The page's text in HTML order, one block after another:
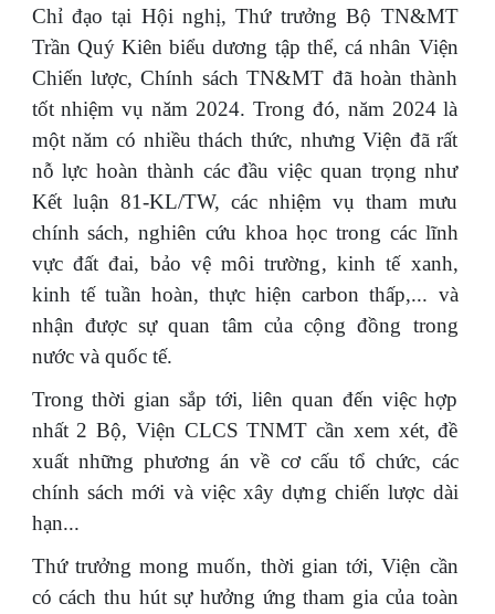
Chỉ đạo tại Hội nghị, Thứ trưởng Bộ TN&MT
Trần Quý Kiên biểu dương tập thể, cá nhân Viện
Chiến lược, Chính sách TN&MT đã hoàn thành
tốt nhiệm vụ năm 2024. Trong đó, năm 2024 là
một năm có nhiều thách thức, nhưng Viện đã rất
nỗ lực hoàn thành các đầu việc quan trọng như
Kết luận 81-KL/TW, các nhiệm vụ tham mưu
chính sách, nghiên cứu khoa học trong các lĩnh
vực đất đai, bảo vệ môi trường, kinh tế xanh,
kinh tế tuần hoàn, thực hiện carbon thấp,... và
nhận được sự quan tâm của cộng đồng trong
nước và quốc tế.
Trong thời gian sắp tới, liên quan đến việc hợp
nhất 2 Bộ, Viện CLCS TNMT cần xem xét, đề
xuất những phương án về cơ cấu tổ chức, các
chính sách mới và việc xây dựng chiến lược dài
hạn...
Thứ trưởng mong muốn, thời gian tới, Viện cần
có cách thu hút sự hưởng ứng tham gia của toàn